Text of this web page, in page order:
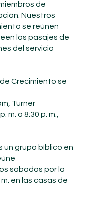
de
Nuestros
se reúnen
los pasajes de
del servicio
Crecimiento se
Turner
m. a 8:30 p. m.,
un grupo bíblico en
sábados por la
en las casas de